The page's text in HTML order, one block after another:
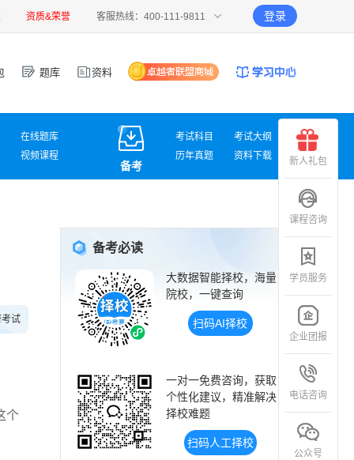
资质&荣誉 客服热线：400-111-9811 登录
题库 资料
在线题库
视频课程
备考
考试科目
考试大纲
历年真题
资料下载
试
个
备考必读
大数据智能择校，海量
院校，一键查询
扫码AI择校
一对一免费咨询，获取
个性化建议，精准解决
择校难题
扫码人工择校
新人礼包
课程咨询
学员服务
企业团报
电话咨询
公众号